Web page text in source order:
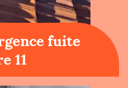
fuite
11